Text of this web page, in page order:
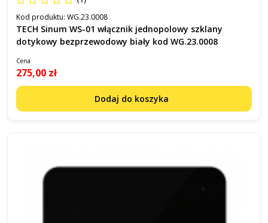
Kod produktu: WG.23.0008
TECH Sinum WS-01 włącznik jednopolowy szklany
dotykowy bezprzewodowy biały kod WG.23.0008
Cena
275,00 zł
Dodaj do koszyka